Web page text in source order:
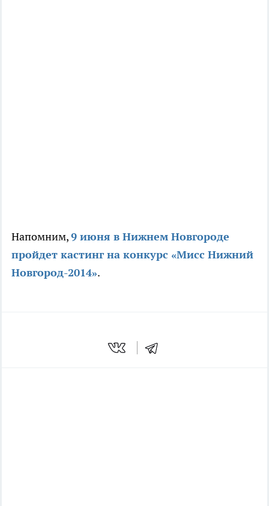
Напомним,9 июня в Нижнем Новгороде
пройдет кастинг на конкурс «Мисс Нижний
Новгород-2014».